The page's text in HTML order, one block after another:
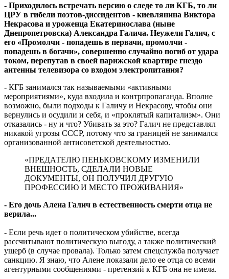
- Приходилось встречать версию о следе то ли КГБ, то ли
ЦРУ в гибели поэтов-диссидентов - киевлянина Виктора
Некрасова и уроженца Екатеринослава (ныне
Днепропетровска) Александра Галича. Неужели Галич, с
его «Промолчи - попадешь в первачи, промолчи -
попадешь в богачи», совершенно случайно погиб от удара
током, перепутав в своей парижской квартире гнездо
антенны телевизора со входом электропитания?
- КГБ занимался так называемыми «активными
мероприятиями», куда входила и контрпропаганда. Вполне
возможно, были подходы к Галичу и Некрасову, чтобы они
вернулись и осудили и себя, и «проклятый капитализм». Они
отказались - ну и что? Убивать за это? Галич не представлял
никакой угрозы СССР, потому что за границей не занимался
организованной антисоветской деятельностью.
«ПРЕДАТЕЛЮ ПЕНЬКОВСКОМУ ИЗМЕНИЛИ
ВНЕШНОСТЬ, СДЕЛАЛИ НОВЫЕ
ДОКУМЕНТЫ, ОН ПОЛУЧИЛ ДРУГУЮ
ПРОФЕССИЮ И МЕСТО ПРОЖИВАНИЯ»
- Его дочь Алена Галич в естественность смерти отца не
верила...
- Если речь идет о политическом убийстве, всегда
рассчитывают политическую выгоду, а также политический
ущерб (в случае провала). Только затем спецслужба получает
санкцию. Я знаю, что Алене показали дело ее отца со всеми
агентурными сообщениями - претензий к КГБ она не имела.